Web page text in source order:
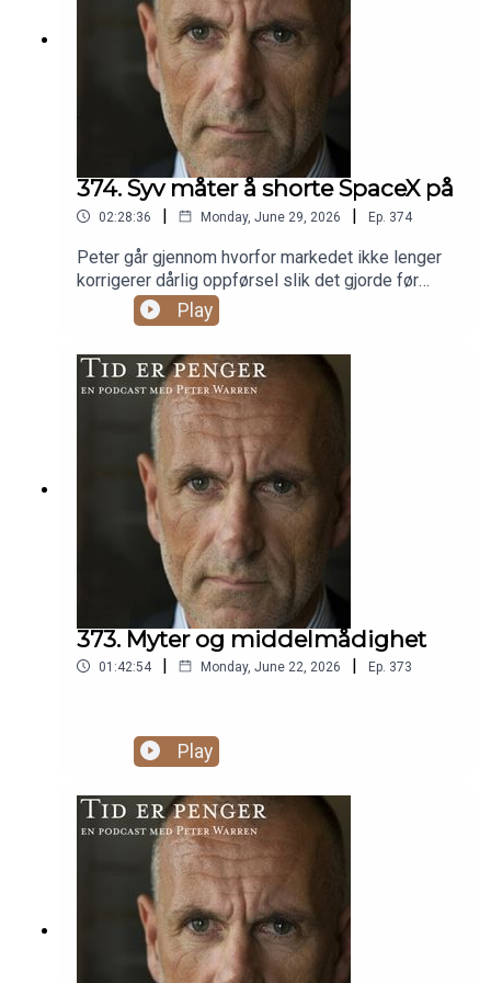
374. Syv måter å shorte SpaceX på
02:28:36 | Monday, June 29, 2026 | Ep. 374
Peter går gjennom hvorfor markedet ikke lenger
korrigerer dårlig oppførsel slik det gjorde før
finanskrisen, og bruker hoveddelen på SpaceX-
noteringen og syv måter å shorte selskapet på. I
to deler.
Play
373. Myter og middelmådighet
01:42:54 | Monday, June 22, 2026 | Ep. 373
Play